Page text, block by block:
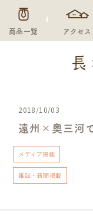
商品一覧 アクセス
2018/10/03
遠州×奥三河
メディア掲載
雑誌・新聞掲載